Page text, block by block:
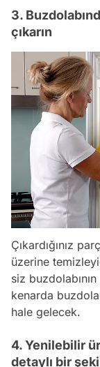
3.
çıkarın
Çıkardığınız
üzerine
siz
kenarda
hale gelecek.
4. Yenilebilir
detaylı bir